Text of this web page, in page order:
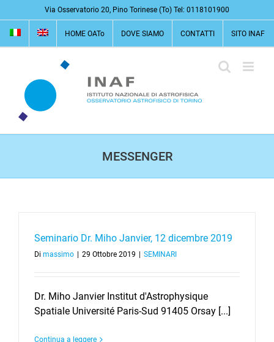
al
contenuto
Via Osservatorio 20, Pino Torinese (To) Tel: 0118101900
HOME OATo DOVE SIAMO CONTATTI SITO INAF
MESSENGER
Seminario Dr. Miho Janvier, 12 dicembre 2019
Di massimo 29 Ottobre 2019 SEMINARI
Dr. Miho Janvier Institut d'Astrophysique
Spatiale Université Paris-Sud 91405 Orsay [...]
Continua a leggere